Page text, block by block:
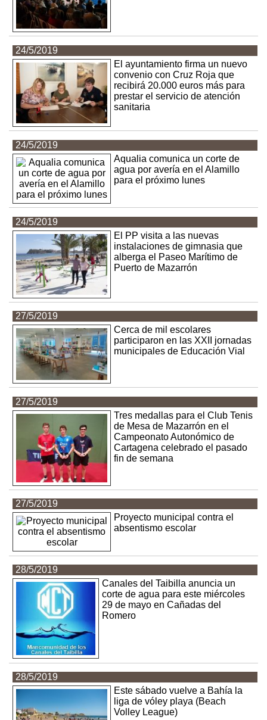
24/5/2019
El ayuntamiento firma un nuevo
convenio con Cruz Roja que
recibirá 20.000 euros más para
prestar el servicio de atención
sanitaria
24/5/2019
Aqualia comunica un corte de
agua por avería en el Alamillo
para el próximo lunes
24/5/2019
El PP visita a las nuevas
instalaciones de gimnasia que
alberga el Paseo Marítimo de
Puerto de Mazarrón
27/5/2019
Cerca de mil escolares
participaron en las XXII jornadas
municipales de Educación Vial
27/5/2019
Tres medallas para el Club Tenis
de Mesa de Mazarrón en el
Campeonato Autonómico de
Cartagena celebrado el pasado
fin de semana
27/5/2019
Proyecto municipal contra el
absentismo escolar
28/5/2019
Canales del Taibilla anuncia un
corte de agua para este miércoles
29 de mayo en Cañadas del
Romero
28/5/2019
Este sábado vuelve a Bahía la
liga de vóley playa (Beach
Volley League)